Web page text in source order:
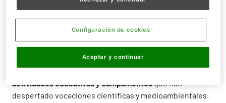
convertido en unespacio de ocio y aprendizaje, sino
también en unmotor de transformación para el distrito
. Su apertura contribuyó a impulsar el
desarrollo de esta zona de Madrid y, desde entonces, ha
permitido que generaciones de madrileños se hayan
acercado a la naturaleza a través devisitas escolares,
actividades educativas y campamentos que han
despertado vocaciones científicas y medioambientales.
Aceptar y continuar
Configuración de cookies